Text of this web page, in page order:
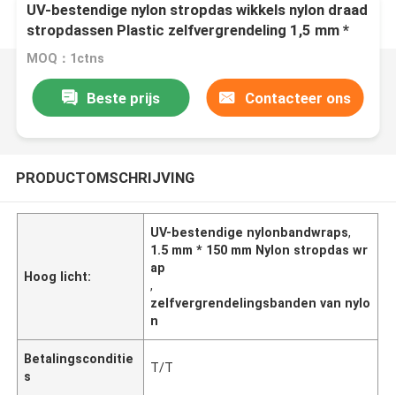
UV-bestendige nylon stropdas wikkels nylon draad
stropdassen Plastic zelfvergrendeling 1,5 mm *
150 mm
MOQ：1ctns
Beste prijs Contacteer ons
PRODUCTOMSCHRIJVING
Hoog licht:
UV-bestendige nylonbandwraps,
1.5 mm * 150 mm Nylon stropdas wr
ap
,
zelfvergrendelingsbanden van nylo
n
Betalingsconditie
s
T/T